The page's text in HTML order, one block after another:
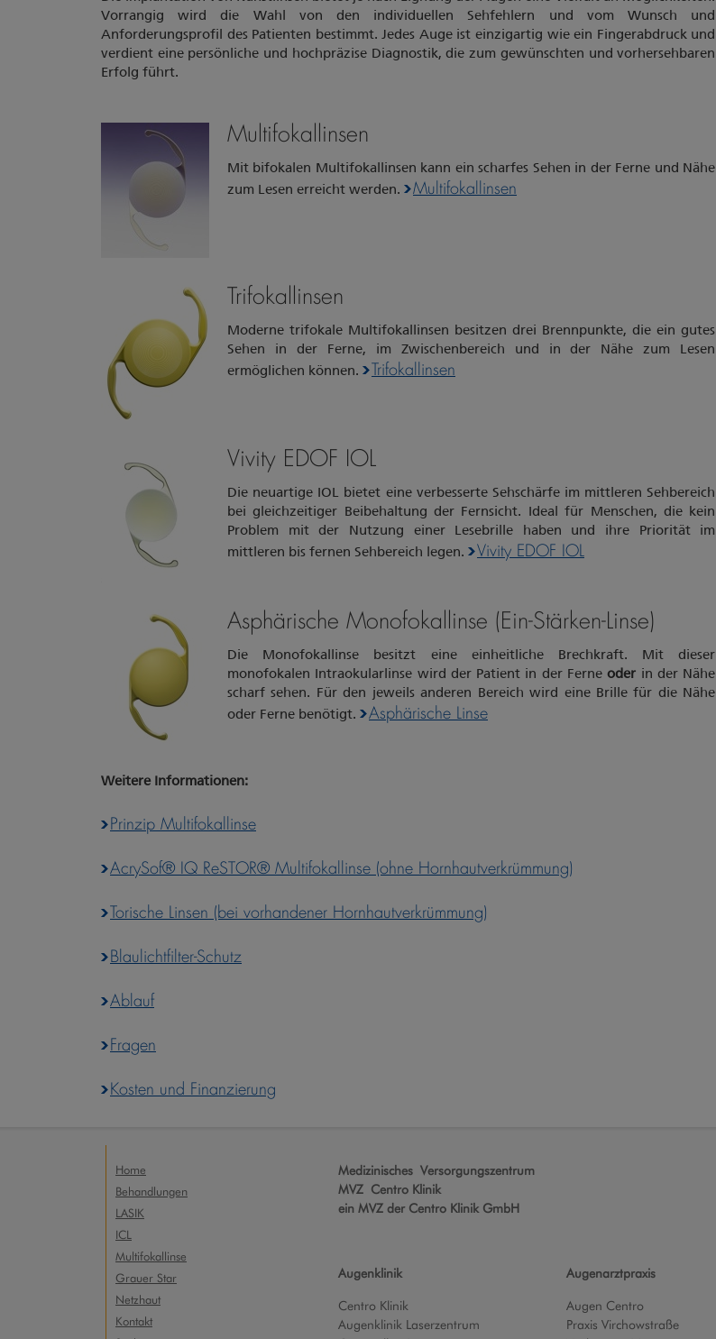
Vorrangig wird die Wahl von den individuellen Sehfehlern und vom Wunsch und
Anforderungsprofil des Patienten bestimmt. Jedes Auge ist einzigartig wie ein Fingerabdruck und
verdient eine persönliche und hochpräzise Diagnostik, die zum gewünschten und vorhersehbaren
Erfolg führt.
Multifokallinsen
Mit bifokalen Multifokallinsen kann ein scharfes Sehen in der Ferne und Nähe
zum Lesen erreicht werden.
Multifokallinsen
Trifokallinsen
Moderne trifokale Multifokallinsen besitzen drei Brennpunkte, die ein gutes
Sehen in der Ferne, im Zwischenbereich und in der Nähe zum Lesen
ermöglichen können.
Trifokallinsen
Vivity EDOF IOL
Die neuartige IOL bietet eine verbesserte Sehschärfe im mittleren Sehbereich
bei gleichzeitiger Beibehaltung der Fernsicht. Ideal für Menschen, die kein
Problem mit der Nutzung einer Lesebrille haben und ihre Priorität im
mittleren bis fernen Sehbereich legen.
Vivity EDOF IOL
Asphärische Monofokallinse (Ein-Stärken-Linse)
Die Monofokallinse besitzt eine einheitliche Brechkraft. Mit dieser
monofokalen Intraokularlinse wird der Patient in der Ferneoder in der Nähe
scharf sehen. Für den jeweils anderen Bereich wird eine Brille für die Nähe
oder Ferne benötigt.
Asphärische Linse
Weitere Informationen:
Prinzip Multifokallinse
AcrySof® IQ ReSTOR® Multifokallinse (ohne Hornhautverkrümmung)
Torische Linsen (bei vorhandener Hornhautverkrümmung)
Blaulichtfilter-Schutz
Ablauf
Fragen
Kosten und Finanzierung
Home
Behandlungen
LASIK
ICL
Multifokallinse
Grauer Star
Netzhaut
Kontakt
Medizinisches Versorgungszentrum
MVZ Centro Klinik
ein MVZ der Centro Klinik GmbH
Augenklinik
Centro Klinik
Augenklinik Laserzentrum
Augenarztpraxis
Augen Centro
Praxis Virchowstraße